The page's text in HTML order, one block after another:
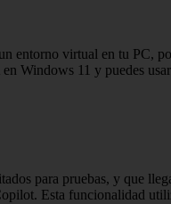
entorno virtual en tu PC,
Windows 11 y puedes
para pruebas, y que
Esta funcionalidad